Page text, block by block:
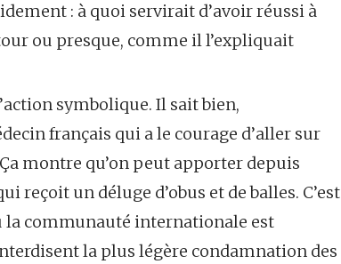
: à quoi servirait d’avoir réussi à
ou presque, comme il l’expliquait
symbolique. Il sait bien,
français qui a le courage d’aller sur
montre qu’on peut apporter depuis
reçoit un déluge d’obus et de balles. C’est
la communauté internationale est
la plus légère condamnation des